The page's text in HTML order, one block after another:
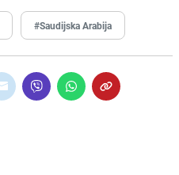
#Saudijska Arabija